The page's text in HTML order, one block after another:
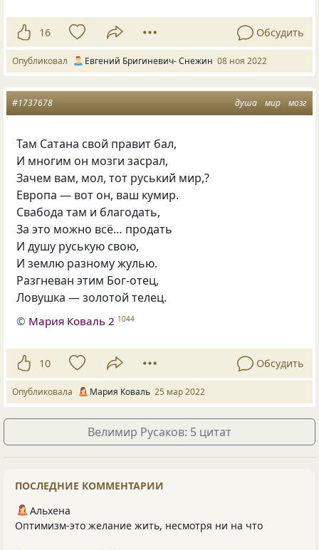
16 Обсудить
Опубликовал Евгений Бригиневич- Снежин 08 ноя 2022
душа мир мозг
#1737678
Там Сатана свой правит бал,
И многим он мозги засрал,
Зачем вам, мол, тот руський мир,?
Европа — вот он, ваш кумир.
Свабода там и благодать,
За это можно всё… продать
И душу руськую свою,
И землю разному жулью.
Разгневан этим Бог-отец,
Ловушка — золотой телец.
© Мария Коваль 2 1044
10 Обсудить
Опубликовала Мария Коваль 25 мар 2022
Велимир Русаков: 5 цитат
ПОСЛЕДНИЕ КОММЕНТАРИИ
Альхена
Оптимизм-это желание жить, несмотря ни на что